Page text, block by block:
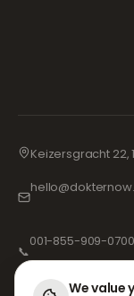
Keizersgracht 22,
📞
001-855-909-0700
We value